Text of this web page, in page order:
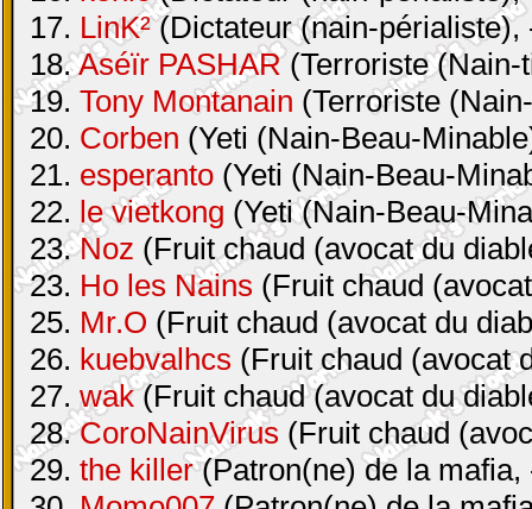
17. LinK²(Dictateur (nain-périaliste),
18.Aséïr PASHAR(Terroriste (Nain-
19. Tony Montanain (Terroriste
20. Corben (Yeti (Nain-Beau-
21. esperanto (Yeti (Nain-Beau-
22. le vietkong (Yeti (Nain-Beau-
23.Noz (Fruit chaud (avocat du
23. Ho les Nains (Fruit chaud
25. Mr.O (Fruit chaud (avocat du
26. kuebvalhcs (Fruit chaud (avocat
27. wak(Fruit chaud (avocat du
28.CoroNainVirus (Fruit chaud
29. the killer(Patron(ne) de la mafia,